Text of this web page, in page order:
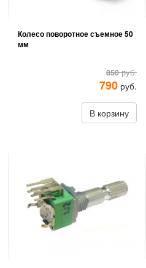
Колесо поворотное съемное 50
мм
850руб.
790 руб.
В корзину